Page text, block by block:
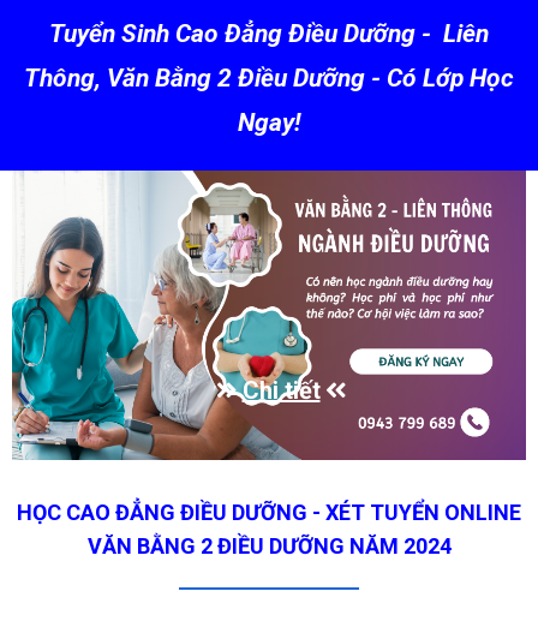
Tuyển Sinh Cao Đẳng Điều Dưỡng - Liên
Thông, Văn Bằng 2 Điều Dưỡng - Có Lớp Học
Ngay!
Chi tiết
HỌC CAO ĐẲNG ĐIỀU DƯỠNG - XÉT TUYỂN ONLINE
VĂN BẰNG 2 ĐIỀU DƯỠNG NĂM 2024
Đã đăng ký học